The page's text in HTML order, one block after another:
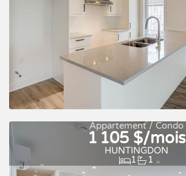
À louer
Appartement / Condo
1 105 $/mois
HUNTINGDON
1
1